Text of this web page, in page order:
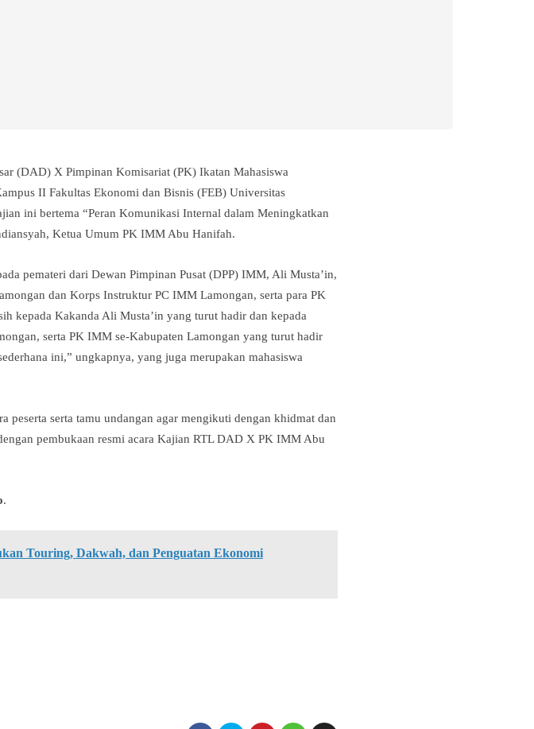
(DAD) X Pimpinan Komisariat (PK) Ikatan Mahasiswa
II Fakultas Ekonomi dan Bisnis (FEB) Universitas
ini bertema “Peran Komunikasi Internal dalam Meningkatkan
Ketua Umum PK IMM Abu Hanifah.
pemateri dari Dewan Pimpinan Pusat (DPP) IMM, Ali Musta’in,
dan Korps Instruktur PC IMM Lamongan, serta para PK
kepada Kakanda Ali Musta’in yang turut hadir dan kepada
serta PK IMM se-Kabupaten Lamongan yang turut hadir
ini,” ungkapnya, yang juga merupakan mahasiswa
peserta serta tamu undangan agar mengikuti dengan khidmat dan
pembukaan resmi acara Kajian RTL DAD X PK IMM Abu
.
Touring, Dakwah, dan Penguatan Ekonomi